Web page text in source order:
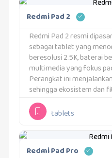
Redmi Pad 2
Redmi Pad 2 resmi
sebagai tablet yang
beresolusi 2.5K, baterai
multimedia yang fokus
Perangkat ini
sehingga ekosistem dan
mengikuti arah terbaru
tablet. Redmi Pad 2 juga...
tablets
Redmi Pad Pro